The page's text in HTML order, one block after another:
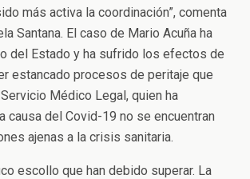
más activa la coordinación”, comenta
Santana. El caso de Mario Acuña ha
del Estado y ha sufrido los efectos de
estancado procesos de peritaje que
Médico Legal, quien ha
causa del Covid-19 no se encuentran
ajenas a la crisis sanitaria.
escollo que han debido superar. La